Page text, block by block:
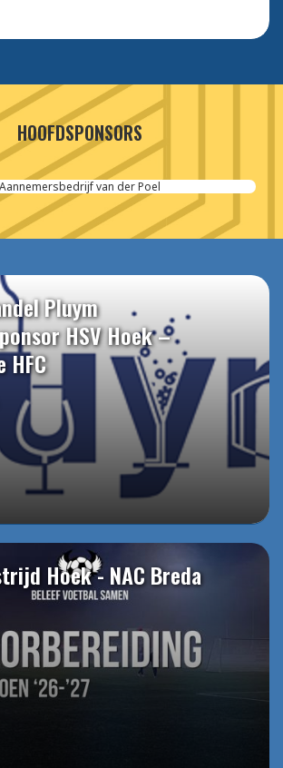
HOOFDSPONSORS
Aannemersbedrijf van der Poel
Pluym
HSV Hoek –
Hoek - NAC Breda